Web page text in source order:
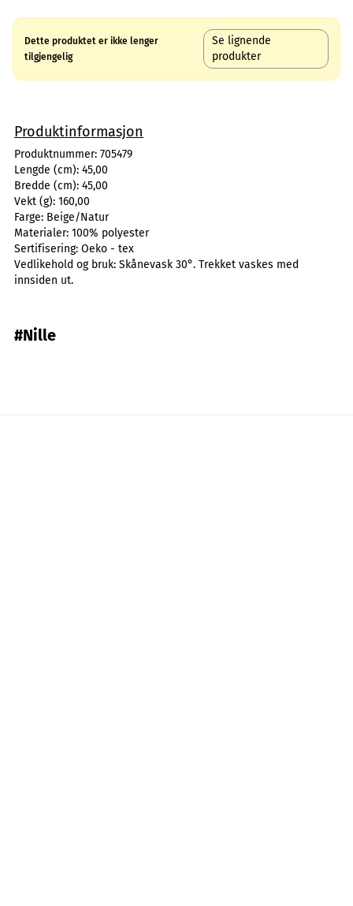
Dette produktet er ikke lenger
tilgjengelig
Se lignende
produkter
Produktinformasjon
Produktnummer: 705479
Lengde (cm): 45,00
Bredde (cm): 45,00
Vekt (g): 160,00
Farge: Beige/Natur
Materialer: 100% polyester
Sertifisering: Oeko - tex
Vedlikehold og bruk: Skånevask 30°. Trekket vaskes med
innsiden ut.
#Nille